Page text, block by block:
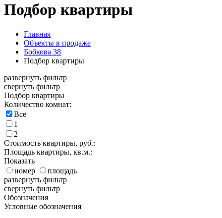
Подбор квартиры
Главная
Объекты в продаже
Бобкова 38
Подбор квартиры
развернуть фильтр
свернуть фильтр
Подбор квартиры
Количество комнат:
Все
1
2
Стоимость квартиры, руб.:
Площадь квартиры, кв.м.:
Показать
номер
площадь
развернуть фильтр
свернуть фильтр
Обозначения
Условные обозначения